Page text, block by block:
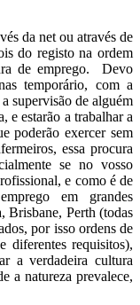
da net ou através de
do registo na ordem
de emprego. Devo
temporário, com a
supervisão de alguém
e estarão a trabalhar a
poderão exercer sem
essa procura
se no vosso
e como é de
em grandes
Brisbane, Perth (todas
por isso ordens de
diferentes requisitos),
a verdadeira cultura
a natureza prevalece,